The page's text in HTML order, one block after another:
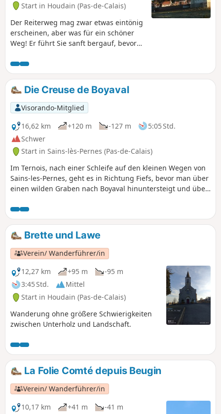
Start in Houdain (Pas-de-Calais)
Der Reiterweg mag zwar etwas eintönig
erscheinen, aber was für ein schöner
Weg! Er führt Sie sanft bergauf, bevor
Mont de la Comté zu erklimmen. Am
Ende der Wanderung erwartet Sie die
Kirche.Die Creuse de Boyaval
Visorando-Mitglied
16,62 km
+120 m -127 m
5:05 Std.
Schwer
Start in Sains-lès-Pernes (Pas-de-Calais)
Im Ternois, nach einer Schleife auf den kleinen Wegen von
Sains-les-Pernes, geht es in Richtung Fiefs, bevor man über
einen wilden Graben nach Boyaval hinuntersteigt und über
nach Sains-les-Pernes zurückkehrt. Wählen Sie möglichst
eine trockene Jahreszeit, da einige Abschnitte schwierig
sind. Es ist eine schwierige Strecke, da die Wege tückisch
sind und man aufmerksam sein muss, um die Eingänge zu
bestimmten Pfaden nicht zu verpassen.
Brette und Lawe
Verein/ Wanderführer/in
12,27 km
+95 m
-95 m
3:45 Std.
Mittel
Start in Houdain (Pas-de-Calais)
Wanderung ohne größere Schwierigkeiten
zwischen Unterholz und Landschaft.
La Folie Comté depuis Beugin
Verein/ Wanderführer/in
10,17 km
+41 m
-41 m